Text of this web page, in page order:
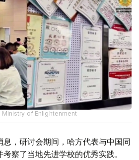
of Enlightenment
，研讨会期间，哈方代表与中国同
察了当地先进学校的优秀实践。